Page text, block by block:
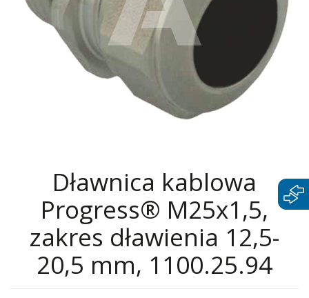
Dławnica kablowa
Progress® M25x1,5,
zakres dławienia 12,5-
20,5 mm, 1100.25.94